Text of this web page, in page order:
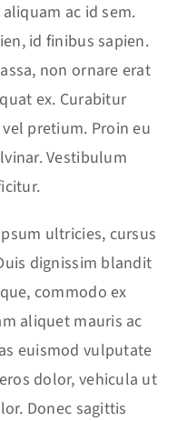
ac id sem.
id finibus sapien.
non ornare erat
ex. Curabitur
pretium. Proin eu
Vestibulum
ultricies, cursus
dignissim blandit
commodo ex
aliquet mauris ac
euismod vulputate
dolor, vehicula ut
Donec sagittis